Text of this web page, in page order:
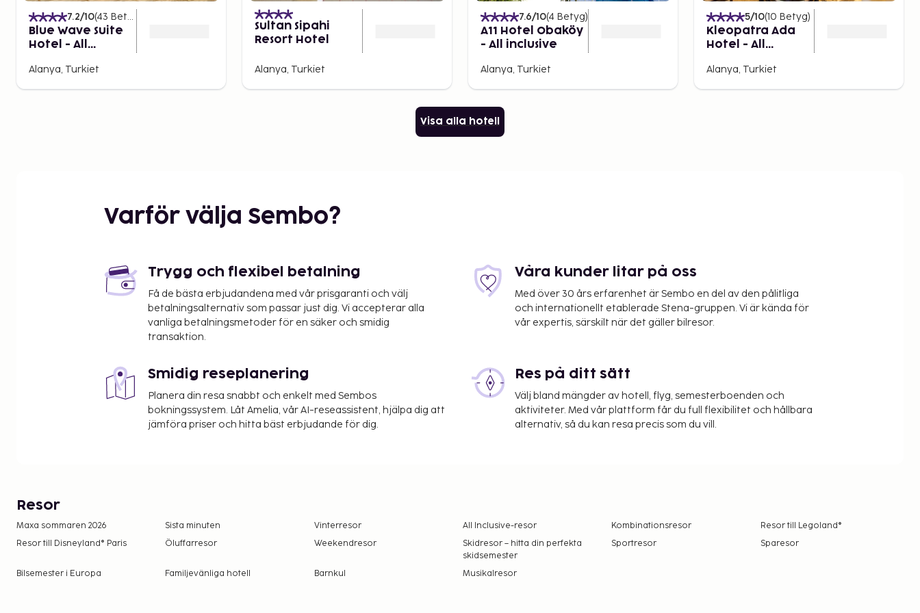
7.2/10(43 Betyg
Blue Wave Suite
Hotel - All
Alanya, Turkiet
Sultan Sipahi
Resort Hotel
Alanya, Turkiet
7.6/10(4 Betyg)
A11 Hotel Obaköy
- All inclusive
Alanya, Turkiet
5/10(10 Betyg)
Kleopatra Ada
Hotel - All
Alanya, Turkiet
Visa alla hotell
Varför välja Sembo?
Trygg och flexibel betalning
Få de bästa erbjudandena med vår prisgaranti och välj
betalningsalternativ som passar just dig. Vi accepterar alla
vanliga betalningsmetoder för en säker och smidig
transaktion.
Våra kunder litar på oss
Med över 30 års erfarenhet är Sembo en del av den pålitliga
och internationellt etablerade Stena-gruppen. Vi är kända för
vår expertis, särskilt när det gäller bilresor.
Smidig reseplanering
Planera din resa snabbt och enkelt med Sembos
bokningssystem. Låt Amelia, vår AI-reseassistent, hjälpa dig att
jämföra priser och hitta bäst erbjudande för dig.
Res på ditt sätt
Välj bland mängder av hotell, flyg, semesterboenden och
aktiviteter. Med vår plattform får du full flexibilitet och hållbara
alternativ, så du kan resa precis som du vill.
Resor
Maxa sommaren 2026 Sista minuten Vinterresor All Inclusive-resor Kombinationsresor
Resor till Legoland®
Resor till Disneyland® Paris
Öluffarresor Weekendresor
Skidresor – hitta din perfekta
skidsemester
Sportresor Sparesor
Bilsemester i Europa Familjevänliga hotell Barnkul Musikalresor